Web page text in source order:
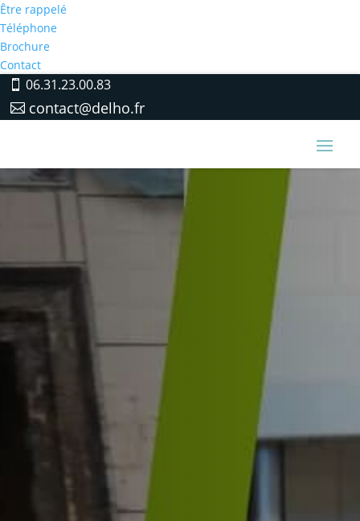
Être rappelé
Téléphone
Brochure
Contact
06.31.23.00.83
contact@delho.fr